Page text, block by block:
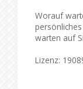
Worauf
warten auf
Lizenz: